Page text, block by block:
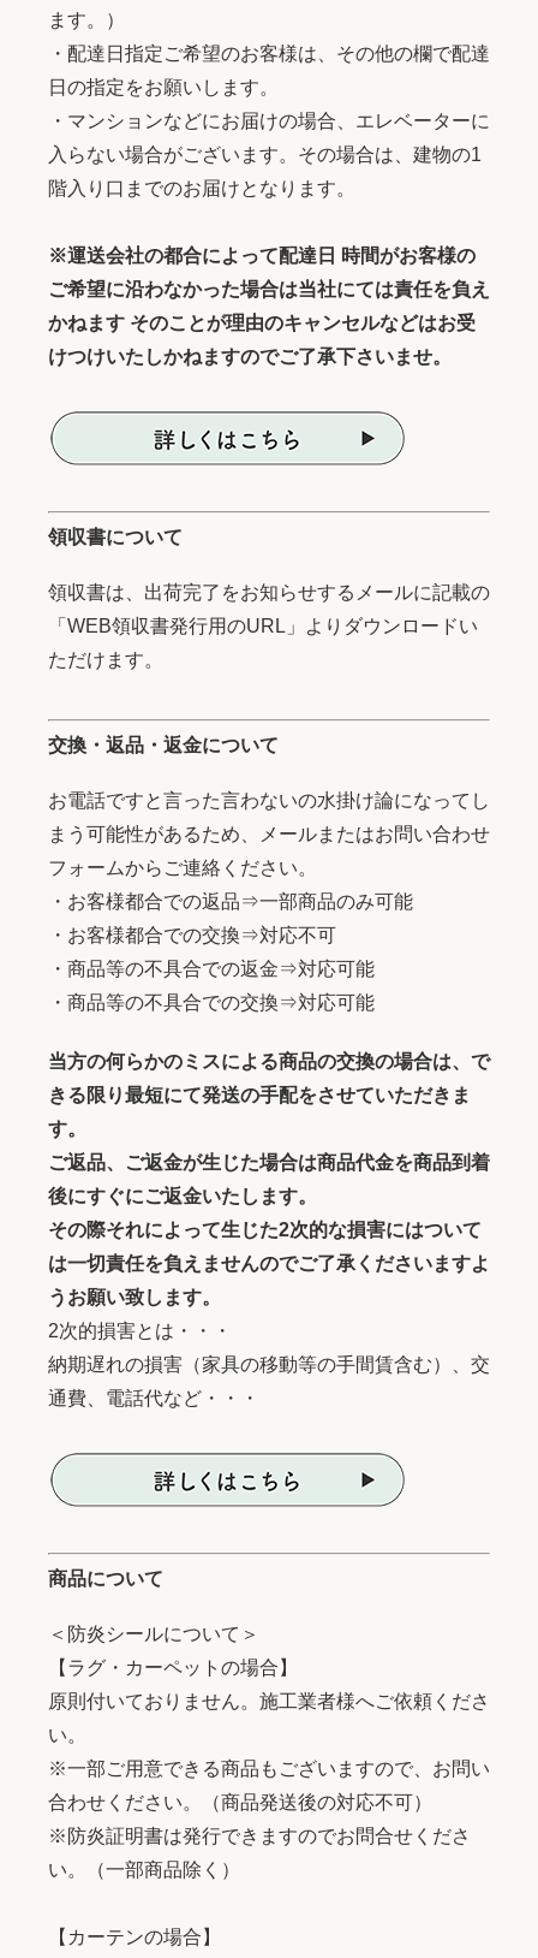
ます。）
・配達日指定ご希望のお客様は、その他の欄で配達
日の指定をお願いします。
・マンションなどにお届けの場合、エレベーターに
入らない場合がございます。その場合は、建物の1
階入り口までのお届けとなります。
※運送会社の都合によって配達日 時間がお客様の
ご希望に沿わなかった場合は当社にては責任を負え
かねます そのことが理由のキャンセルなどはお受
けつけいたしかねますのでご了承下さいませ。
領収書について
領収書は、出荷完了をお知らせするメールに記載の
「WEB領収書発行用のURL」よりダウンロードい
ただけます。
交換・返品・返金について
お電話ですと言った言わないの水掛け論になってし
まう可能性があるため、メールまたはお問い合わせ
フォームからご連絡ください。
・お客様都合での返品⇒一部商品のみ可能
・お客様都合での交換⇒対応不可
・商品等の不具合での返金⇒対応可能
・商品等の不具合での交換⇒対応可能
当方の何らかのミスによる商品の交換の場合は、で
きる限り最短にて発送の手配をさせていただきま
す。
ご返品、ご返金が生じた場合は商品代金を商品到着
後にすぐにご返金いたします。
その際それによって生じた2次的な損害にはついて
は一切責任を負えませんのでご了承くださいますよ
うお願い致します。
2次的損害とは・・・
納期遅れの損害（家具の移動等の手間賃含む）、交
通費、電話代など・・・
商品について
＜防炎シールについて＞
【ラグ・カーペットの場合】
原則付いておりません。施工業者様へご依頼くださ
い。
※一部ご用意できる商品もございますので、お問い
合わせください。（商品発送後の対応不可）
※防炎証明書は発行できますのでお問合せくださ
い。（一部商品除く）
【カーテンの場合】